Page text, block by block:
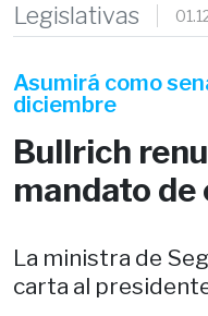
Legislativas
Asumirá como
diciembre
Bullrich
mandato de
La ministra de
carta al